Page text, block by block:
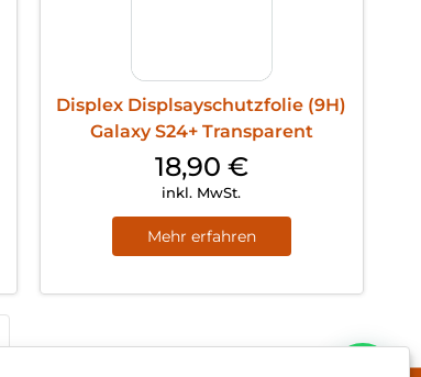
Displex Displsayschutzfolie (9H)
Galaxy S24+ Transparent
18,90 €
inkl. MwSt.
Mehr erfahren